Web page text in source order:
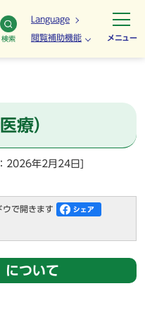
検索
Language
閲覧補助機能 メニュー
療）
2026年2月24日]
ウで開きます
について